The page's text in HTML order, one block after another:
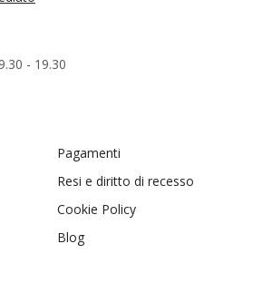
- 19.30
Pagamenti
Resi e diritto di recesso
Cookie Policy
Blog